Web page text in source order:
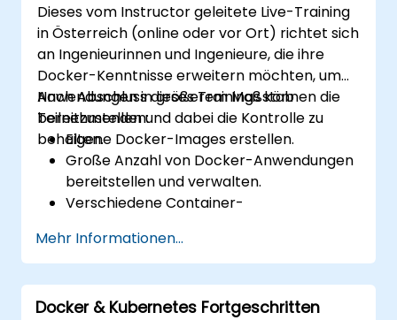
Dieses vom Instructor geleitete Live-Training
in Österreich (online oder vor Ort) richtet sich
an Ingenieurinnen und Ingenieure, die ihre
Docker-Kenntnisse erweitern möchten, um
Anwendungen in größerem Maßstab
bereitzustellen und dabei die Kontrolle zu
behalten.
Nach Abschluss dieses Trainings können die
Teilnehmenden:
Eigene Docker-Images erstellen.
Große Anzahl von Docker-Anwendungen
bereitstellen und verwalten.
Verschiedene Container-
die am besten geeignete auswählen.
Einen Continuous-Integration-Prozess für
Docker-Anwendungen einrichten.
Docker-Anwendungen in bestehende
Mehr Informationen...
Docker & Kubernetes Fortgeschritten